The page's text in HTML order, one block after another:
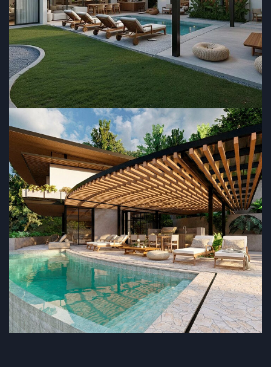
RESIDENCIAL
MayDan
RESIDENCIAL